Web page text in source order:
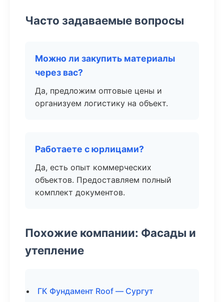
Часто задаваемые вопросы
Можно ли закупить материалы
через вас?
Да, предложим оптовые цены и
организуем логистику на объект.
Работаете с юрлицами?
Да, есть опыт коммерческих
объектов. Предоставляем полный
комплект документов.
Похожие компании: Фасады и
утепление
ГК Фундамент Roof — Сургут